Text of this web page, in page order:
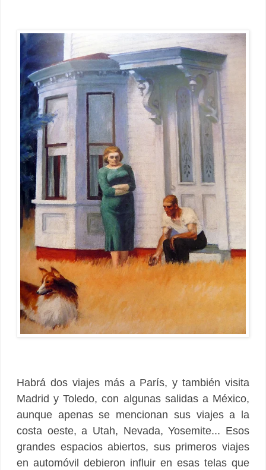
Habrá dos viajes más a París, y también visita
Madrid y Toledo, con algunas salidas a México,
aunque apenas se mencionan sus viajes a la
costa oeste, a Utah, Nevada, Yosemite... Esos
grandes espacios abiertos, sus primeros viajes
en automóvil debieron influir en esas telas que